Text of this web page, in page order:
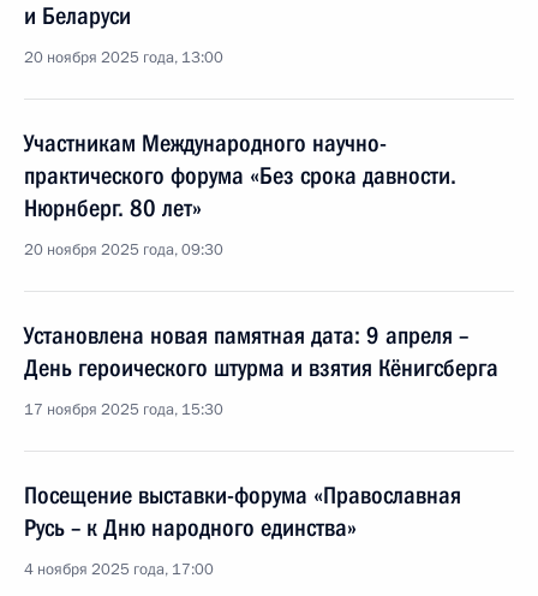
и Беларуси
20 ноября 2025 года, 13:00
Участникам Международного научно-
практического форума «Без срока давности.
Нюрнберг. 80 лет»
20 ноября 2025 года, 09:30
Установлена новая памятная дата: 9 апреля –
День героического штурма и взятия Кёнигсберга
17 ноября 2025 года, 15:30
Посещение выставки-форума «Православная
Русь – к Дню народного единства»
4 ноября 2025 года, 17:00